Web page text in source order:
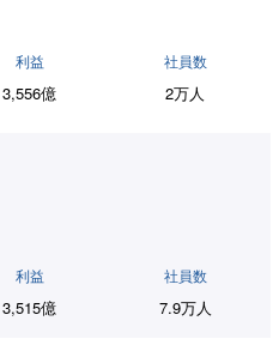
利益
3,556億
社員数
2万人
利益
3,515億
社員数
7.9万人